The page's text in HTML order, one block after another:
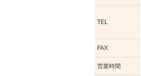
TEL
FAX
営業時間